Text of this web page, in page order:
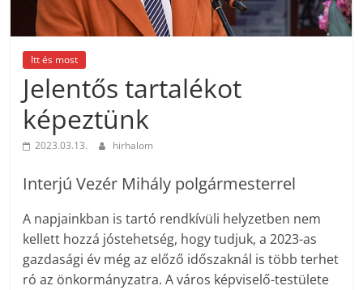
Itt és most
Jelentős tartalékot
képeztünk
2023.03.13. hirhalom
Interjú Vezér Mihály polgármesterrel
A napjainkban is tartó rendkívüli helyzetben nem
kellett hozzá jóstehetség, hogy tudjuk, a 2023-as
gazdasági év még az előző időszaknál is több terhet
ró az önkormányzatra. A város képviselő-testülete